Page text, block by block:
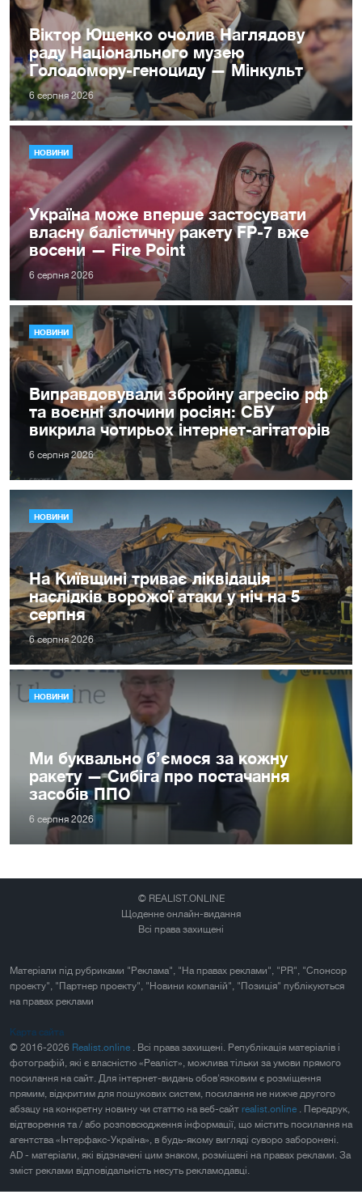
Віктор Ющенко очолив Наглядову
раду Національного музею
Голодомору-геноциду — Мінкульт
6 серпня 2026
НОВИНИ
Україна може вперше застосувати
власну балістичну ракету FP-7 вже
восени — Fire Point
6 серпня 2026
НОВИНИ
Виправдовували збройну агресію рф
та воєнні злочини росіян: СБУ
викрила чотирьох інтернет-агітаторів
6 серпня 2026
НОВИНИ
На Київщині триває ліквідація
наслідків ворожої атаки у ніч на 5
серпня
6 серпня 2026
НОВИНИ
Ми буквально б’ємося за кожну
ракету — Сибіга про постачання
засобів ППО
6 серпня 2026
© REALIST.ONLINE
Щоденне онлайн-видання
Всі права захищені
Матеріали під рубриками "Реклама", "На правах реклами", "PR", "Спонсор
проекту", "Партнер проекту", "Новини компаній", "Позиція" публікуються
на правах реклами
Карта сайта
© 2016-2026 Realist.online . Всі права захищені. Републікація матеріалів і
фотографій, які є власністю «Реаліст», можлива тільки за умови прямого
посилання на сайт. Для інтернет-видань обов'язковим є розміщення
прямим, відкритим для пошукових систем, посилання не нижче другого
абзацу на конкретну новину чи статтю на веб-сайт realist.online . Передрук,
відтворення та / або розповсюдження інформації, що містить посилання на
агентства «Інтерфакс-Україна», в будь-якому вигляді суворо заборонені.
AD - матеріали, які відзначені цим знаком, розміщені на правах реклами. За
зміст реклами відповідальність несуть рекламодавці.